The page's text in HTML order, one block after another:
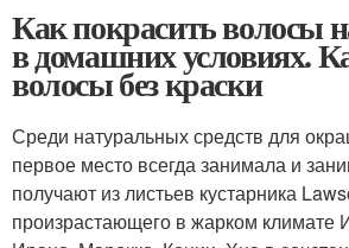
Как покрасить волосы
в домашних условиях.
волосы без краски
Среди натуральных средств для
первое место всегда занимала и
получают из листьев кустарника
произрастающего в жарком климате